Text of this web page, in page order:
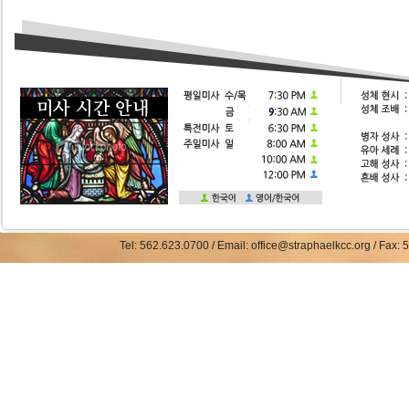
Tel: 562.623.0700 / Email: office@straphaelkcc.org /